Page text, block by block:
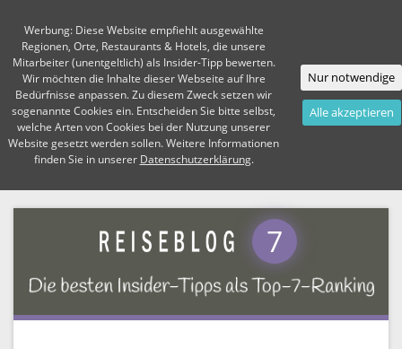
7
Werbung: Diese Website empfiehlt ausgewählte
Regionen, Orte, Restaurants & Hotels, die unsere
Mitarbeiter (unentgeltlich) als Insider-Tipp bewerten.
Wir möchten die Inhalte dieser Webseite auf Ihre
Bedürfnisse anpassen. Zu diesem Zweck setzen wir
sogenannte Cookies ein. Entscheiden Sie bitte selbst,
welche Arten von Cookies bei der Nutzung unserer
Website gesetzt werden sollen. Weitere Informationen
finden Sie in unserer Datenschutzerklärung.
Nur notwendige
Alle akzeptieren